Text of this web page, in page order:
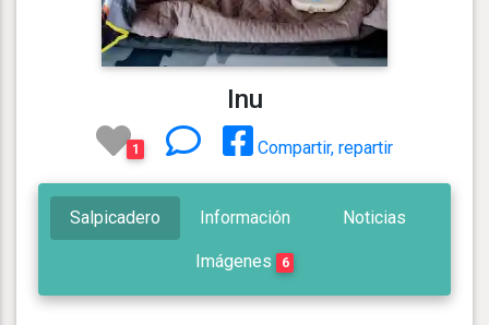
Inu
1 Compartir, repartir
Salpicadero Información Noticias
Imágenes 6